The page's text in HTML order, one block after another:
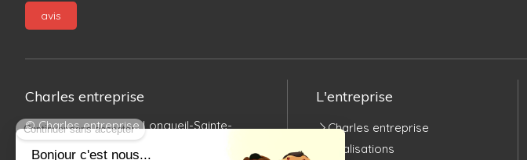
avis
Charles entreprise
© Charles entreprise Longueil-Sainte-
Marie
L'entreprise
Charles entreprise
Réalisations